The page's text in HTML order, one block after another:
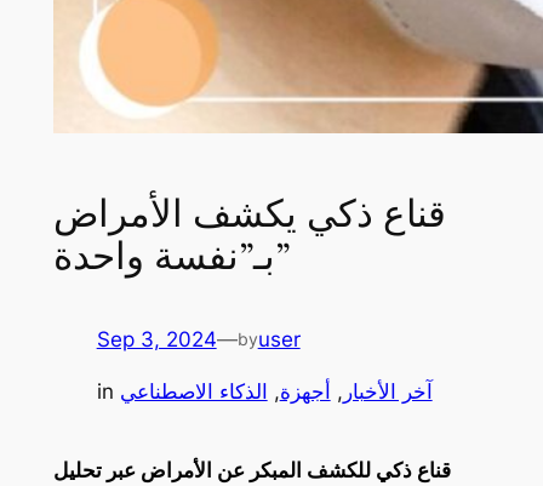
قناع ذكي يكشف الأمراض
بـ”نفسة واحدة”
Sep 3, 2024—byuser
in آخر الأخبار , أجهزة, الذكاء الاصطناعي
قناع ذكي للكشف المبكر عن الأمراض عبر تحليل